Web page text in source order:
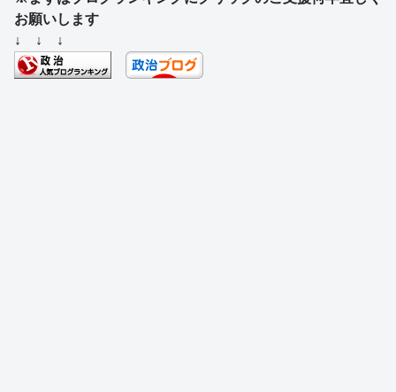
c
b
e
d
e
e
y
ss e
お願いします
↓ ↓ ↓